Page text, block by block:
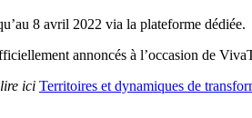
8 avril 2022 via la plateforme dédiée.
annoncés à l’occasion de
ici Territoires et dynamiques de